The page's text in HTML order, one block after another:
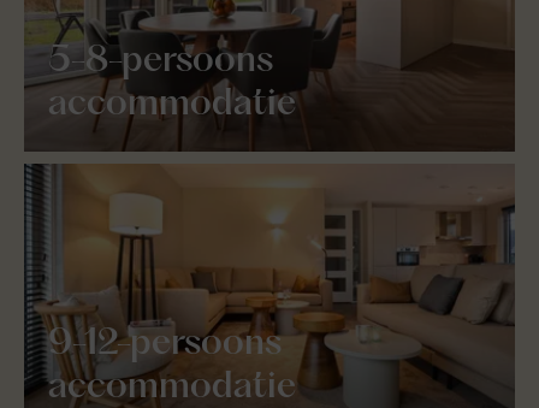
5-8-persoons
accommodatie
9-12-persoons
accommodatie